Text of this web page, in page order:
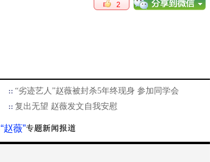
2
“劣迹艺人”赵薇被封杀5年终现身 参加同学会
复出无望 赵薇发文自我安慰
“赵薇”